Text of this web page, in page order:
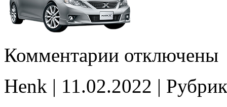
Комментарии записи
A
stock
отключены
Henk | 11.02.2022 |